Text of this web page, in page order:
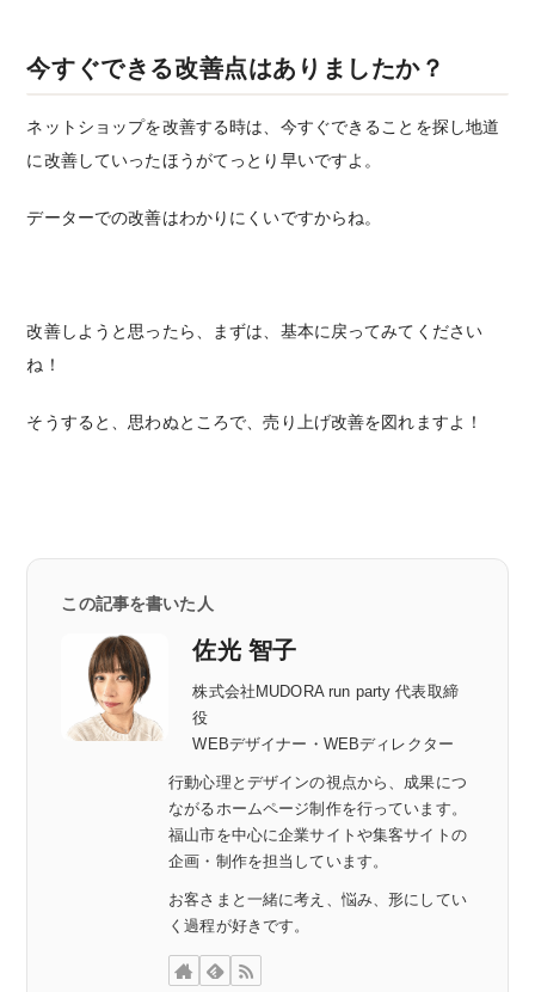
今すぐできる改善点はありましたか？
ネットショップを改善する時は、今すぐできることを探し地道
に改善していったほうがてっとり早いですよ。
データーでの改善はわかりにくいですからね。
改善しようと思ったら、まずは、基本に戻ってみてください
ね！
そうすると、思わぬところで、売り上げ改善を図れますよ！
この記事を書いた人
佐光 智子
株式会社MUDORA run party 代表取締
役
WEBデザイナー・WEBディレクター
行動心理とデザインの視点から、成果につ
ながるホームページ制作を行っています。
福山市を中心に企業サイトや集客サイトの
企画・制作を担当しています。
お客さまと一緒に考え、悩み、形にしてい
く過程が好きです。